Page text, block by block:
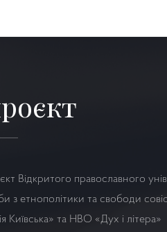
Відкритого православного
з етнополітики та свободи
Київська» та НВО «Дух і літера»